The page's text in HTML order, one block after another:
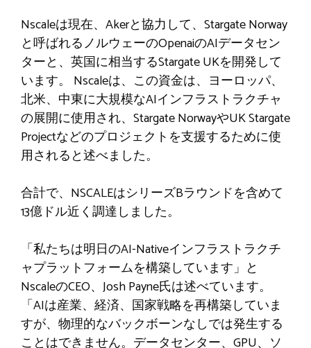
Nscaleは現在、Akerと協力して、Stargate Norway
と呼ばれるノルウェーのOpenaiのAIデータセン
ターと、英国に相当するStargate UKを開発して
います。 Nscaleは、この資金は、ヨーロッパ、
北米、中東に大規模なAIインフラストラクチャ
の展開に使用され、Stargate NorwayやUK Stargate
Projectなどのプロジェクトを支援するために使
用されると述べました。
合計で、NSCALEはシリーズBラウンドを含めて
13億ドル近く調達しました。
「私たちは明日のAI-Nativeインフラストラクチ
ャプラットフォームを構築しています」と
NscaleのCEO、Josh Payne氏は述べています。
「AIは産業、経済、国家戦略を再構築していま
すが、物理的なバックボーンなしでは発生する
ことはできません。データセンター、GPU、ソ